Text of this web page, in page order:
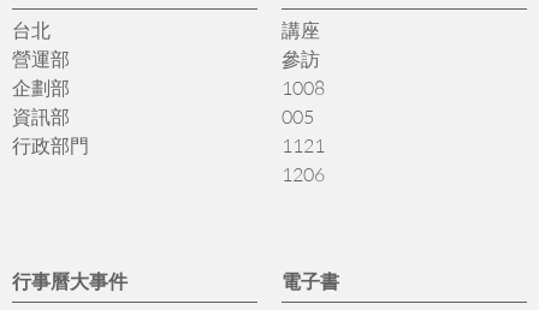
台北
營運部
企劃部
資訊部
行政部門
講座
參訪
1008
005
1121
1206
行事曆大事件
電子書